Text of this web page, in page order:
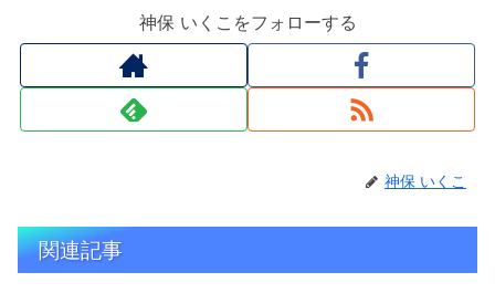
神保 いくこをフォローする
神保 いくこ
関連記事